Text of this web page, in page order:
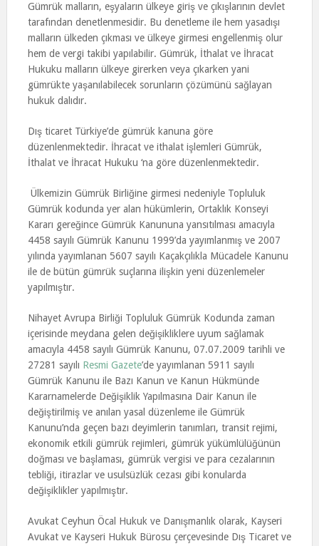
Gümrük malların, eşyaların ülkeye giriş ve çıkışlarının devlet
tarafından denetlenmesidir. Bu denetleme ile hem yasadışı
malların ülkeden çıkması ve ülkeye girmesi engellenmiş olur
hem de vergi takibi yapılabilir. Gümrük, İthalat ve İhracat
Hukuku malların ülkeye girerken veya çıkarken yani
gümrükte yaşanılabilecek sorunların çözümünü sağlayan
hukuk dalıdır.
Dış ticaret Türkiye’de gümrük kanuna göre
düzenlenmektedir. İhracat ve ithalat işlemleri Gümrük,
İthalat ve İhracat Hukuku ‘na göre düzenlenmektedir.
Ülkemizin Gümrük Birliğine girmesi nedeniyle Topluluk
Gümrük kodunda yer alan hükümlerin, Ortaklık Konseyi
Kararı gereğince Gümrük Kanununa yansıtılması amacıyla
4458 sayılı Gümrük Kanunu 1999’da yayımlanmış ve 2007
yılında yayımlanan 5607 sayılı Kaçakçılıkla Mücadele Kanunu
ile de bütün gümrük suçlarına ilişkin yeni düzenlemeler
yapılmıştır.
Nihayet Avrupa Birliği Topluluk Gümrük Kodunda zaman
içerisinde meydana gelen değişikliklere uyum sağlamak
amacıyla 4458 sayılı Gümrük Kanunu, 07.07.2009 tarihli ve
27281 sayılı Resmi Gazete’de yayımlanan 5911 sayılı
Gümrük Kanunu ile Bazı Kanun ve Kanun Hükmünde
Kararnamelerde Değişiklik Yapılmasına Dair Kanun ile
değiştirilmiş ve anılan yasal düzenleme ile Gümrük
Kanunu’nda geçen bazı deyimlerin tanımları, transit rejimi,
ekonomik etkili gümrük rejimleri, gümrük yükümlülüğünün
doğması ve başlaması, gümrük vergisi ve para cezalarının
tebliği, itirazlar ve usulsüzlük cezası gibi konularda
değişiklikler yapılmıştır.
Avukat Ceyhun Öcal Hukuk ve Danışmanlık olarak, Kayseri
Avukat ve Kayseri Hukuk Bürosu çerçevesinde Dış Ticaret ve